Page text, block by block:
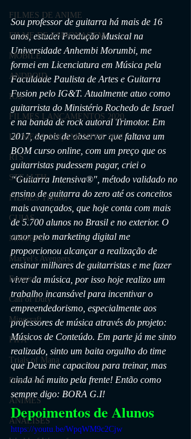
FILMES DE ANIME
FILME DE ESPIONAGEM
MOBILE
ANDROID
IOS
FILMES LANÇAMENTOS 2020
FILMES LANÇAMENTOS 2021
RTS
STEALTH
FILMES Thriller
GUIAS
MMORPG
Marvel's Avengers
Fortnite
Call of Duty
Minecraft
FIFA
Trials of Mana
Days Gone
ANIMES
ANÁLISES
Sou professor de guitarra há mais de 16
anos, estudei Produção Musical na
Universidade Anhembi Morumbi, me
formei em Licenciatura em Música pela
Faculdade Paulista de Artes e Guitarra
Fusion pelo IG&T. Atualmente atuo como
guitarrista do Ministério Rochedo de Israel
e na banda de rock autoral Trimotor. Em
2017, depois de observar que faltava um
BOM curso online, com um preço que os
guitarristas pudessem pagar, criei o
“Guitarra Intensiva®", método validado no
ensino de guitarra do zero até os conceitos
mais avançados, que hoje conta com mais
de 5.700 alunos no Brasil e no exterior. O
amor pelo marketing digital me
proporcionou alcançar a realização de
ensinar milhares de guitarristas e me fazer
viver da música, por isso hoje realizo um
trabalho incansável para incentivar o
empreendedorismo, especialmente aos
professores de música através do projeto:
Músicos de Conteúdo. Em parte já me sinto
realizado, sinto um baita orgulho do time
que Deus me capacitou para treinar, mas
ainda há muito pela frente! Então como
sempre digo: BORA G.I!
Depoimentos de Alunos
https://youtu.be/WpqWM9c2Cjw